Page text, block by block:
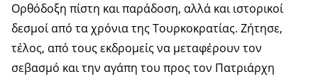
Ορθόδοξη πίστη και παράδοση, αλλά και ιστορικοί
δεσμοί από τα χρόνια της Τουρκοκρατίας. Ζήτησε,
τέλος, από τους εκδρομείς να μεταφέρουν τον
σεβασμό και την αγάπη του προς τον Πατριάρχη